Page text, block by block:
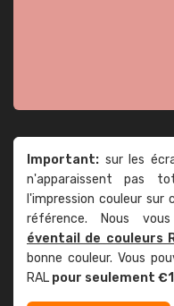
Important: sur les
n'apparaissent pas
l'impression couleur
référence. Nous
éventail de couleurs
bonne couleur. Vous
RAL pour seulement